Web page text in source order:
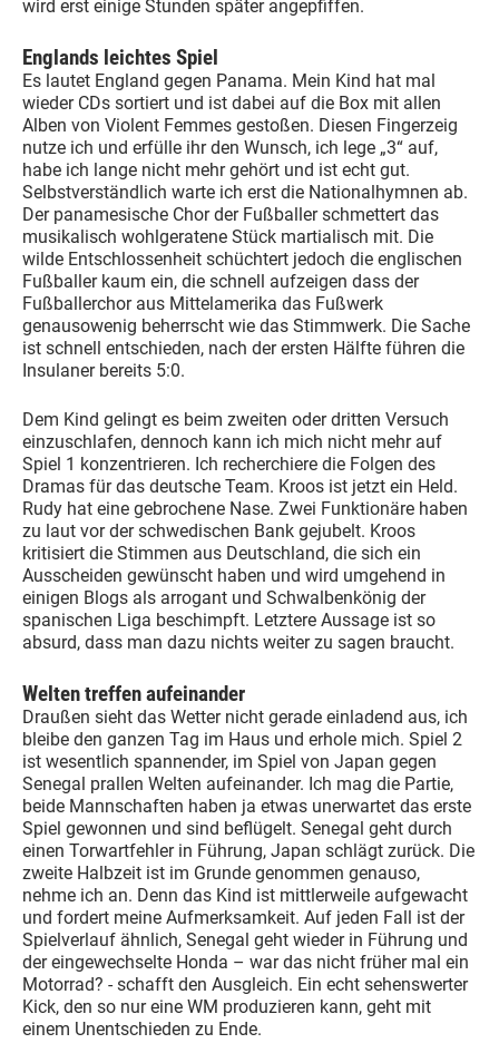
wird erst einige Stunden später angepfiffen.
Englands leichtes Spiel
Es lautet England gegen Panama. Mein Kind hat mal
wieder CDs sortiert und ist dabei auf die Box mit allen
Alben von Violent Femmes gestoßen. Diesen Fingerzeig
nutze ich und erfülle ihr den Wunsch, ich lege „3“ auf,
habe ich lange nicht mehr gehört und ist echt gut.
Selbstverständlich warte ich erst die Nationalhymnen ab.
Der panamesische Chor der Fußballer schmettert das
musikalisch wohlgeratene Stück martialisch mit. Die
wilde Entschlossenheit schüchtert jedoch die englischen
Fußballer kaum ein, die schnell aufzeigen dass der
Fußballerchor aus Mittelamerika das Fußwerk
genausowenig beherrscht wie das Stimmwerk. Die Sache
ist schnell entschieden, nach der ersten Hälfte führen die
Insulaner bereits 5:0.
Dem Kind gelingt es beim zweiten oder dritten Versuch
einzuschlafen, dennoch kann ich mich nicht mehr auf
Spiel 1 konzentrieren. Ich recherchiere die Folgen des
Dramas für das deutsche Team. Kroos ist jetzt ein Held.
Rudy hat eine gebrochene Nase. Zwei Funktionäre haben
zu laut vor der schwedischen Bank gejubelt. Kroos
kritisiert die Stimmen aus Deutschland, die sich ein
Ausscheiden gewünscht haben und wird umgehend in
einigen Blogs als arrogant und Schwalbenkönig der
spanischen Liga beschimpft. Letztere Aussage ist so
absurd, dass man dazu nichts weiter zu sagen braucht.
Welten treffen aufeinander
Draußen sieht das Wetter nicht gerade einladend aus, ich
bleibe den ganzen Tag im Haus und erhole mich. Spiel 2
ist wesentlich spannender, im Spiel von Japan gegen
Senegal prallen Welten aufeinander. Ich mag die Partie,
beide Mannschaften haben ja etwas unerwartet das erste
Spiel gewonnen und sind beflügelt. Senegal geht durch
einen Torwartfehler in Führung, Japan schlägt zurück. Die
zweite Halbzeit ist im Grunde genommen genauso,
nehme ich an. Denn das Kind ist mittlerweile aufgewacht
und fordert meine Aufmerksamkeit. Auf jeden Fall ist der
Spielverlauf ähnlich, Senegal geht wieder in Führung und
der eingewechselte Honda – war das nicht früher mal ein
Motorrad? - schafft den Ausgleich. Ein echt sehenswerter
Kick, den so nur eine WM produzieren kann, geht mit
einem Unentschieden zu Ende.